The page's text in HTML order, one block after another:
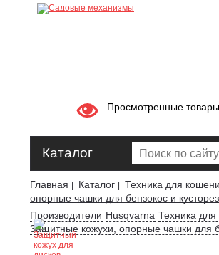
Просмотренные товары
Каталог
Главная Каталог Техника для
опорные чашки для бензокос и
Производители Husqvarna Техника
Защитные кожухи, опорные чашки для